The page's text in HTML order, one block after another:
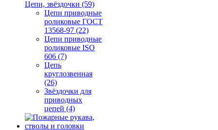
Цепи, звёздочки (59)
Цепи приводные
роликовые ГОСТ
13568-97 (22)
Цепи приводные
роликовые ISO
606 (7)
Цепь
круглозвенная
(26)
Звёздочки для
приводных
цепей (4)